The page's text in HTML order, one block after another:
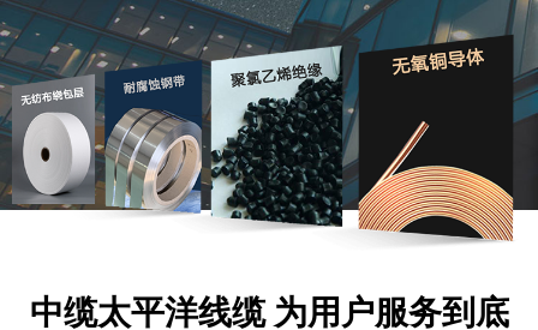
中缆太平洋线缆 为用户服务到底